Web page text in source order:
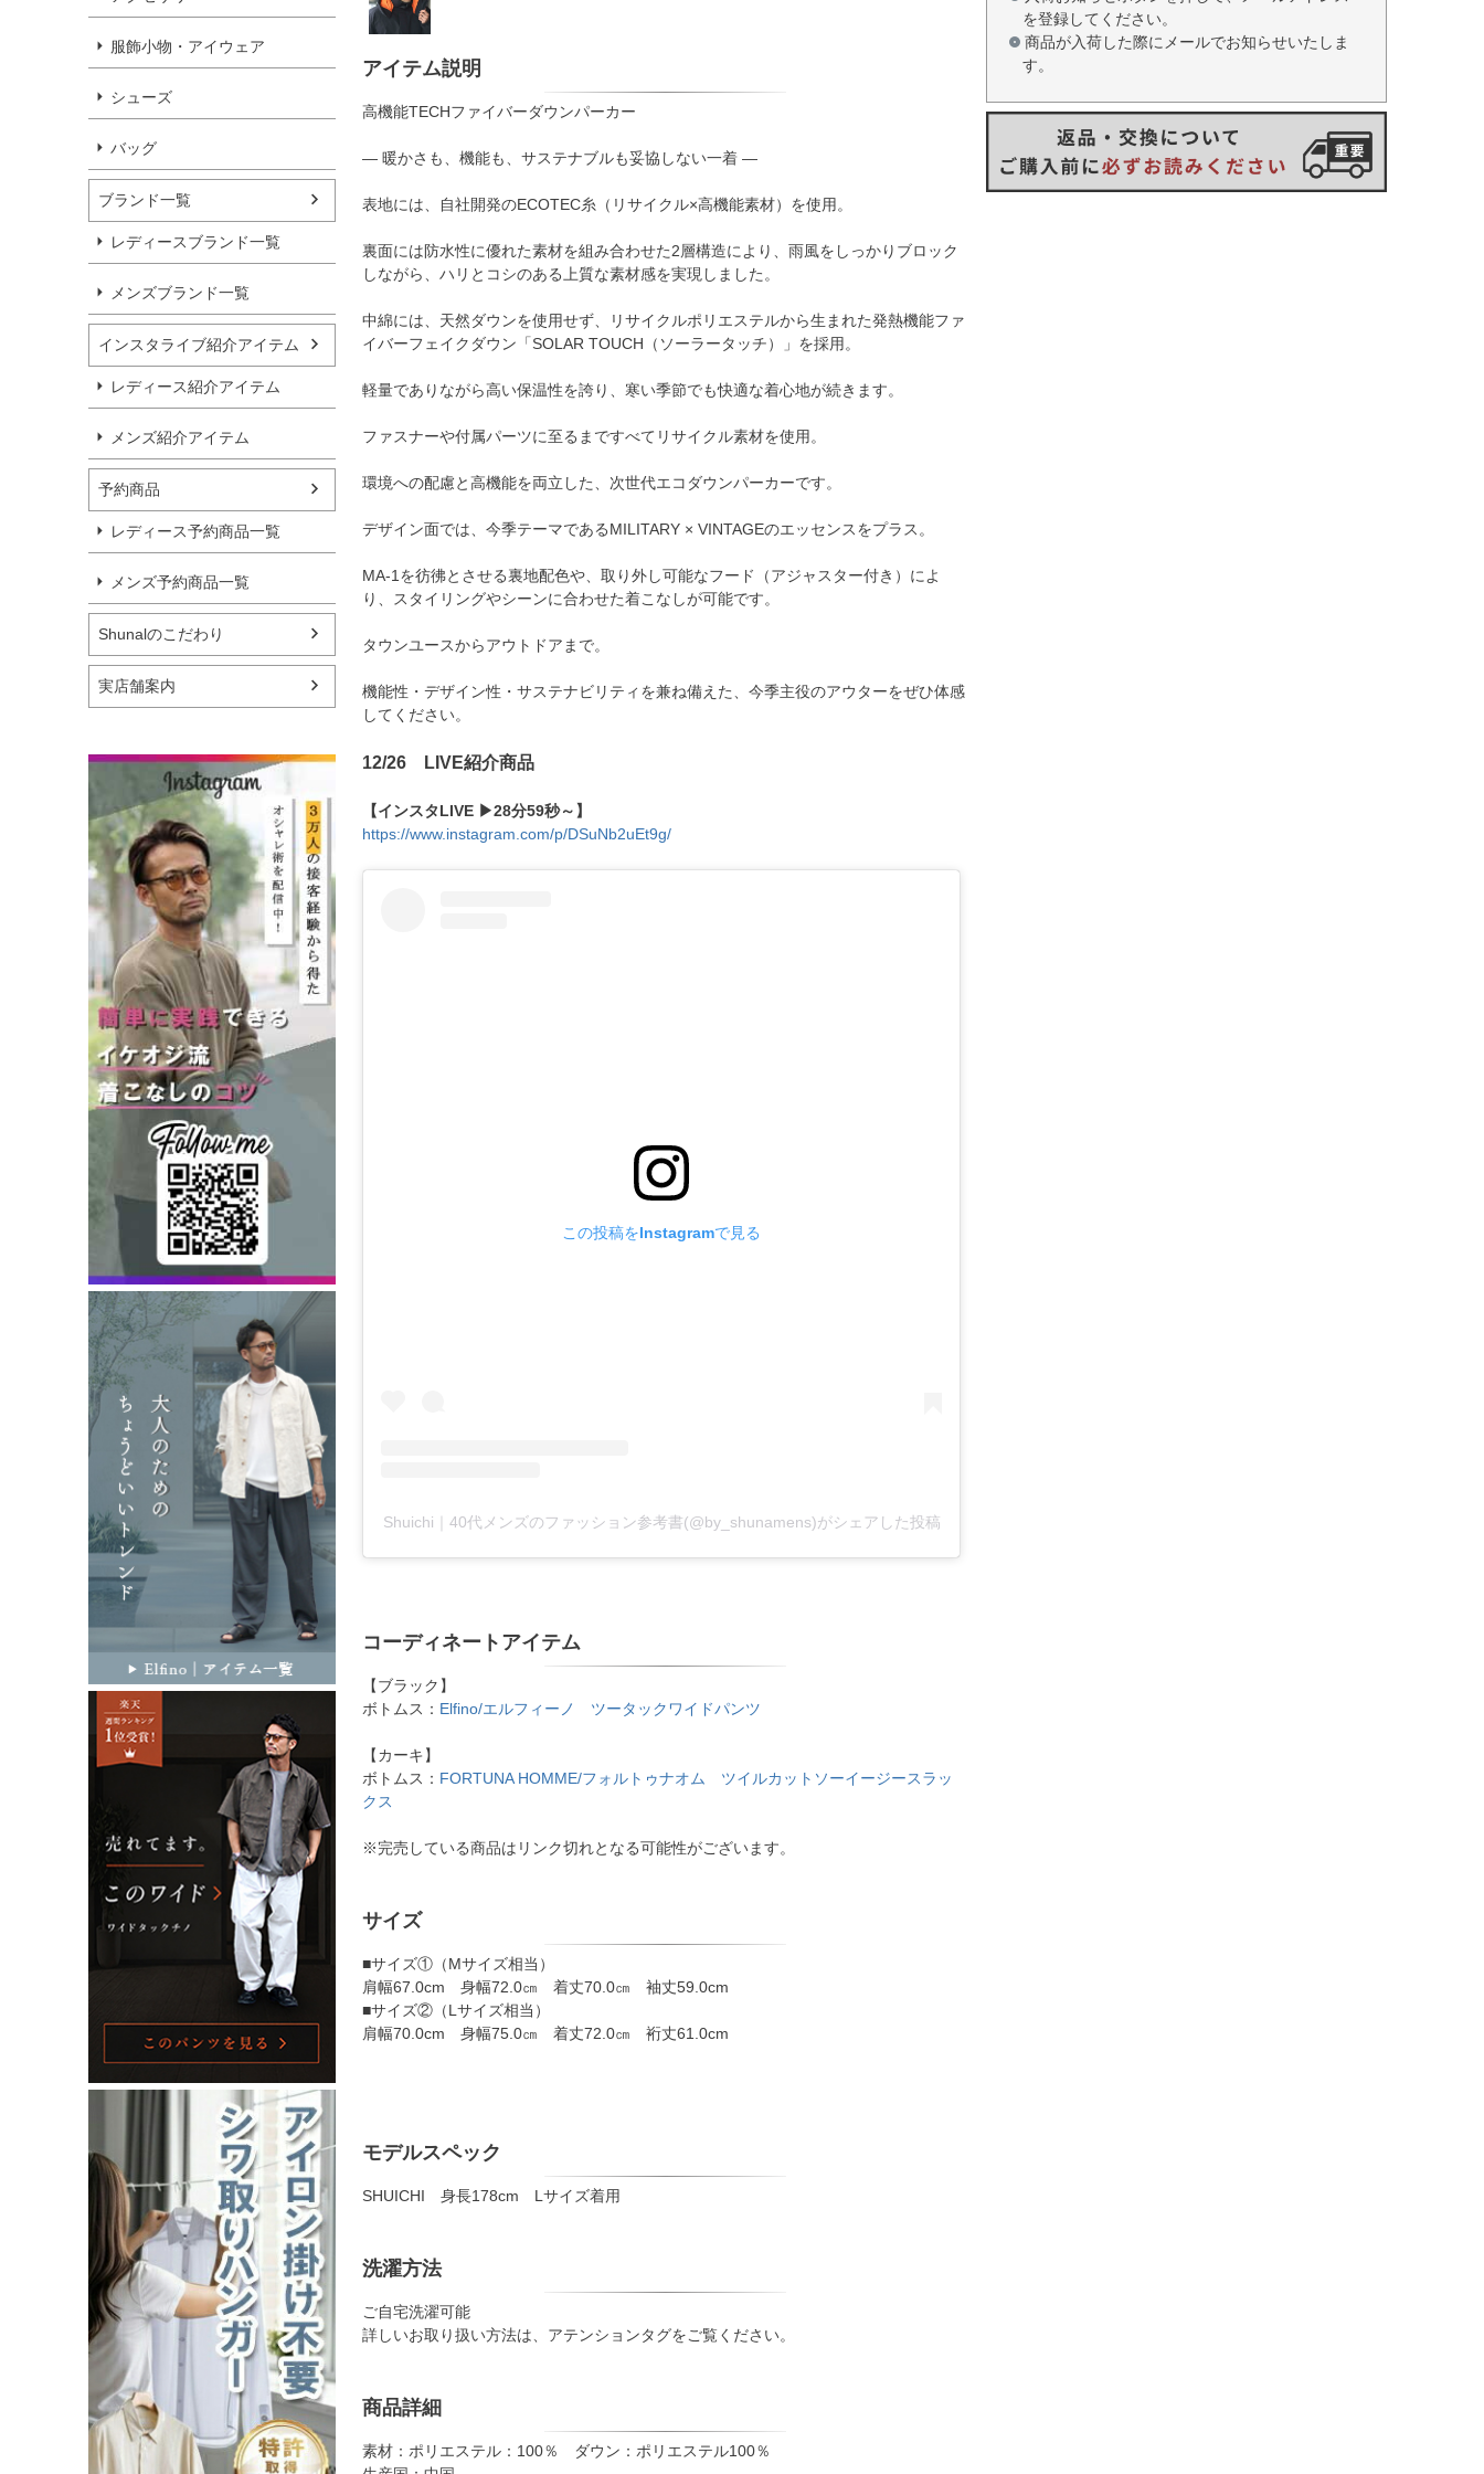
服飾小物・アイウェア
シューズ
バッグ
ブランド一覧
レディースブランド一覧
メンズブランド一覧
インスタライブ紹介アイテム
レディース紹介アイテム
メンズ紹介アイテム
予約商品
レディース予約商品一覧
メンズ予約商品一覧
Shunalのこだわり
実店舗案内
アイテム説明
高機能TECHファイバーダウンパーカー
― 暖かさも、機能も、サステナブルも妥協しない一着 ―
表地には、自社開発のECOTEC糸（リサイクル×高機能素材）を使用。
裏面には防水性に優れた素材を組み合わせた2層構造により、雨風をしっかりブロック
しながら、ハリとコシのある上質な素材感を実現しました。
中綿には、天然ダウンを使用せず、リサイクルポリエステルから生まれた発熱機能ファ
イバーフェイクダウン「SOLAR TOUCH（ソーラータッチ）」を採用。
軽量でありながら高い保温性を誇り、寒い季節でも快適な着心地が続きます。
ファスナーや付属パーツに至るまですべてリサイクル素材を使用。
環境への配慮と高機能を両立した、次世代エコダウンパーカーです。
デザイン面では、今季テーマであるMILITARY × VINTAGEのエッセンスをプラス。
MA-1を彷彿とさせる裏地配色や、取り外し可能なフード（アジャスター付き）によ
り、スタイリングやシーンに合わせた着こなしが可能です。
タウンユースからアウトドアまで。
機能性・デザイン性・サステナビリティを兼ね備えた、今季主役のアウターをぜひ体感
してください。
12/26 LIVE紹介商品
【インスタLIVE ▶28分59秒～】
https://www.instagram.com/p/DSuNb2uEt9g/
この投稿をInstagramで見る
Shuichi｜40代メンズのファッション参考書(@by_shunamens)がシェアした投稿
コーディネートアイテム
【ブラック】
ボトムス： Elfino/エルフィーノ ツータックワイドパンツ
【カーキ】
ボトムス： FORTUNA HOMME/フォルトゥナオム ツイルカットソーイージースラッ
クス
※完売している商品はリンク切れとなる可能性がございます。
サイズ
■サイズ①（Mサイズ相当）
肩幅67.0cm 身幅72.0㎝ 着丈70.0㎝ 袖丈59.0cm
■サイズ②（Lサイズ相当）
肩幅70.0cm 身幅75.0㎝ 着丈72.0㎝ 裄丈61.0cm
モデルスペック
SHUICHI 身長178cm Lサイズ着用
洗濯方法
ご自宅洗濯可能
詳しいお取り扱い方法は、アテンションタグをご覧ください。
商品詳細
素材：ポリエステル：100％ ダウン：ポリエステル100％
を登録してください。
商品が入荷した際にメールでお知らせいたしま
す。